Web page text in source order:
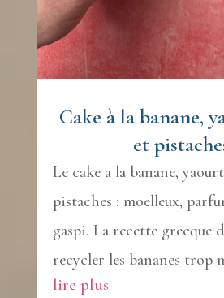
Cake à la banane,
et
Le cake a la banane,
pistaches : moelleux,
gaspi. La recette grecque
recycler les bananes trop
lire plus